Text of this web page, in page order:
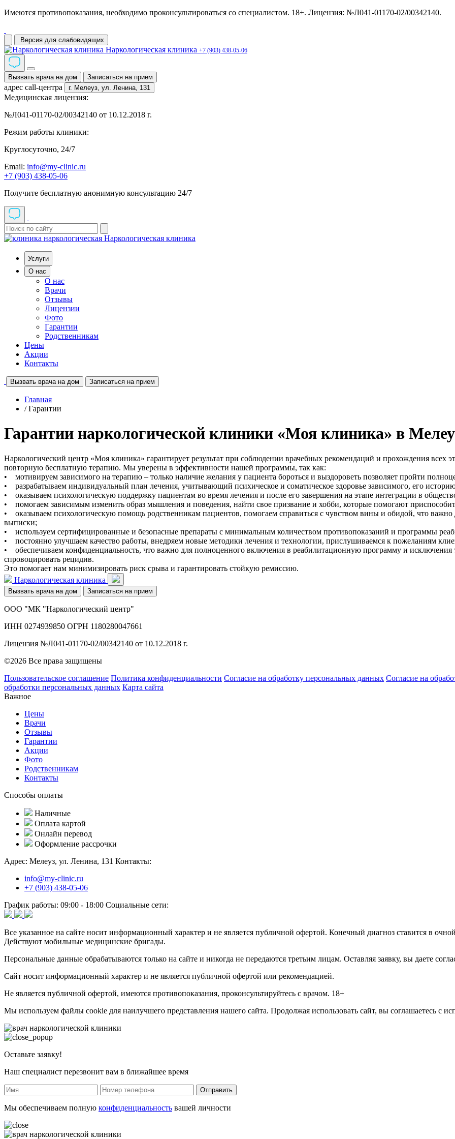
Имеются противопоказания, необходимо проконсультироваться со специалистом. 18+. Лицензия: №Л041-01170-02/00342140.
Версия для слабовидящих
Наркологическая клиника +7 (903) 438-05-06
Вызвать врача на дом Записаться на прием
адрес call-центра г. Мелеуз, ул. Ленина, 131
Медицинская лицензия:
№Л041-01170-02/00342140 от 10.12.2018 г.
Режим работы клиники:
Круглосуточно, 24/7
Email: info@my-clinic.ru
+7 (903) 438-05-06
Получите бесплатную анонимную консультацию 24/7
Наркологическая клиника
Услуги
О нас
О нас
Врачи
Отзывы
Лицензии
Фото
Гарантии
Родственникам
Цены
Акции
Контакты
Вызвать врача на дом Записаться на прием
Главная
/ Гарантии
Гарантии наркологической клиники «Моя клиника» в
Наркологический центр «Моя клиника» гарантирует результат при соблюдении врачебных рекомендаций и прохождения всех
повторную бесплатную терапию. Мы уверены в эффективности нашей программы, так как:
• мотивируем зависимого на терапию – только наличие желания у пациента бороться и выздороветь позволяет пройти
• разрабатываем индивидуальный план лечения, учитывающий психическое и соматическое здоровье зависимого, его
• оказываем психологическую поддержку пациентам во время лечения и после его завершения на этапе интеграции в
• помогаем зависимым изменить образ мышления и поведения, найти свое призвание и хобби, которые помогают
• оказываем психологическую помощь родственникам пациентов, помогаем справиться с чувством вины и обидой, что
выписки;
• используем сертифицированные и безопасные препараты с минимальным количеством противопоказаний и программы
• постоянно улучшаем качество работы, внедряем новые методики лечения и технологии, прислушиваемся к пожеланиям
• обеспечиваем конфиденциальность, что важно для полноценного включения в реабилитационную программу и исключения
спровоцировать рецидив.
Это помогает нам минимизировать риск срыва и гарантировать стойкую ремиссию.
Наркологическая клиника
Вызвать врача на дом Записаться на прием
ООО "МК "Наркологический центр"
ИНН 0274939850 ОГРН 1180280047661
Лицензия №Л041-01170-02/00342140 от 10.12.2018 г.
©2026 Все права защищены
Пользовательское соглашение Политика конфиденциальности Согласие на обработку персональных данных Согласие на
обработки персональных данных Карта сайта
Важное
Цены
Врачи
Отзывы
Гарантии
Акции
Фото
Родственникам
Контакты
Способы оплаты
Наличные
Оплата картой
Онлайн перевод
Оформление рассрочки
Адрес: Мелеуз, ул. Ленина, 131 Контакты:
info@my-clinic.ru
+7 (903) 438-05-06
График работы: 09:00 - 18:00 Социальные сети:
Все указанное на сайте носит информационный характер и не является публичной офертой. Конечный диагноз ставится в
Действуют мобильные медицинские бригады.
Персональные данные обрабатываются только на сайте и никогда не передаются третьим лицам. Оставляя заявку, вы даете
Сайт носит информационный характер и не является публичной офертой или рекомендацией.
Не является публичной офертой, имеются противопоказания, проконсультируйтесь с врачом. 18+
Мы используем файлы cookie для наилучшего представления нашего сайта. Продолжая использовать сайт, вы соглашаетесь с
Оставьте заявку!
Наш специалист перезвонит вам в ближайшее время
Отправить
Мы обеспечиваем полную конфиденциальность вашей личности